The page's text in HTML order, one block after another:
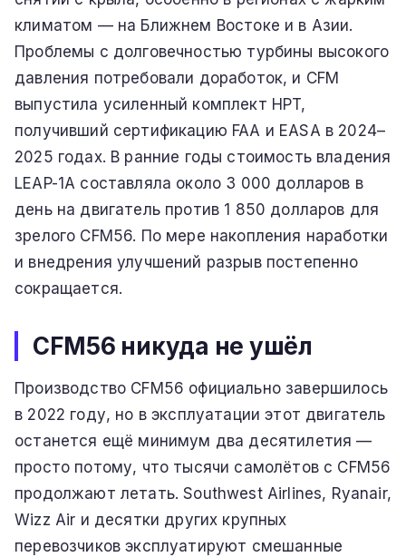
климатом — на Ближнем Востоке и в Азии.
Проблемы с долговечностью турбины высокого
давления потребовали доработок, и CFM
выпустила усиленный комплект HPT,
получивший сертификацию FAA и EASA в 2024–
2025 годах. В ранние годы стоимость владения
LEAP-1A составляла около 3 000 долларов в
день на двигатель против 1 850 долларов для
зрелого CFM56. По мере накопления наработки
и внедрения улучшений разрыв постепенно
сокращается.
CFM56 никуда не ушёл
Производство CFM56 официально завершилось
в 2022 году, но в эксплуатации этот двигатель
останется ещё минимум два десятилетия —
просто потому, что тысячи самолётов с CFM56
продолжают летать. Southwest Airlines, Ryanair,
Wizz Air и десятки других крупных
перевозчиков эксплуатируют смешанные